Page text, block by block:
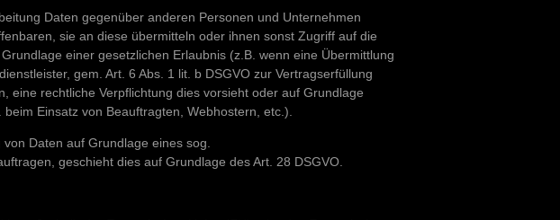
Daten gegenüber anderen Personen und Unternehmen
sie an diese übermitteln oder ihnen sonst Zugriff auf die
einer gesetzlichen Erlaubnis (z.B. wenn eine Übermittlung
gem. Art. 6 Abs. 1 lit. b DSGVO zur Vertragserfüllung
eine rechtliche Verpflichtung dies vorsieht oder auf Grundlage
Einsatz von Beauftragten, Webhostern, etc.).
Daten auf Grundlage eines sog.
geschieht dies auf Grundlage des Art. 28 DSGVO.